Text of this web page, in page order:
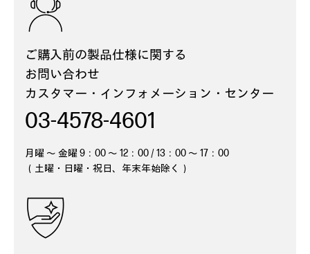
ご購入前の製品仕様に関する
お問い合わせ
カスタマー・インフォメーション・ センター
03-4578-4601
月曜 ～ 金曜 9：00 ～ 12：00 / 13：00 ～ 17：00
（土曜・日曜・祝日、年末年始除く）